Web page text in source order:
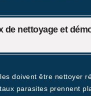
nettoyage et
doivent être nettoyer
parasites prennent